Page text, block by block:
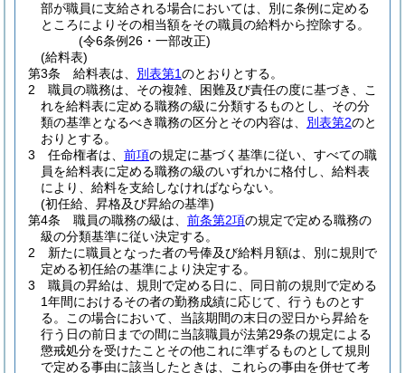
部が職員に支給される場合においては、別に条例に定める
ところによりその相当額をその職員の給料から控除する。
(令6条例26・一部改正)
(給料表)
第3条
給料表は、 別表第1のとおりとする。
2
職員の職務は、その複雑、困難及び責任の度に基づき、こ
れを給料表に定める職務の級に分類するものとし、その分
類の基準となるべき職務の区分とその内容は、 別表第2のと
おりとする。
3
任命権者は、 前項の規定に基づく基準に従い、すべての職
員を給料表に定める職務の級のいずれかに格付し、給料表
により、給料を支給しなければならない。
(初任給、昇格及び昇給の基準)
第4条
職員の職務の級は、 前条第2項の規定で定める職務の
級の分類基準に従い決定する。
2
新たに職員となった者の号俸及び給料月額は、別に規則で
定める初任給の基準により決定する。
3
職員の昇給は、規則で定める日に、同日前の規則で定める
1年間におけるその者の勤務成績に応じて、行うものとす
る。
この場合において、当該期間の末日の翌日から昇給を
行う日の前日までの間に当該職員が法第29条の規定による
懲戒処分を受けたことその他これに準ずるものとして規則
で定める事由に該当したときは、これらの事由を併せて考